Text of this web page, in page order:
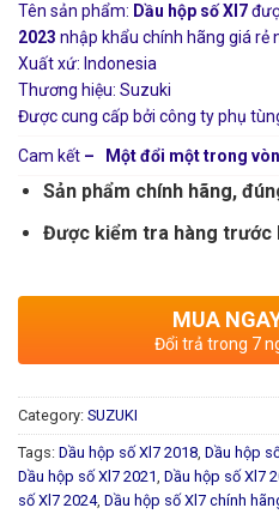
Tên sản phẩm: Dầu hộp số Xl7
2023 nhập khẩu chính hãng giá rẻ
Xuất xứ: Indonesia
Thương hiệu: Suzuki
Được cung cấp bởi công ty phụ
Cam kết – Một đổi một trong
Sản phẩm chính hãng,
Được kiểm tra hàng trước
MUA
Đổi trả trong 7
Category: SUZUKI
Tags: Dầu hộp số Xl7 2018, Dầu hộp
Dầu hộp số Xl7 2021, Dầu hộp số Xl7
số Xl7 2024, Dầu hộp số Xl7 chính